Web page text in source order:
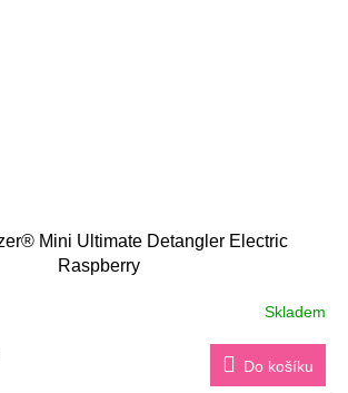
Mini Ultimate Detangler Electric
Raspberry
Skladem
Do košíku